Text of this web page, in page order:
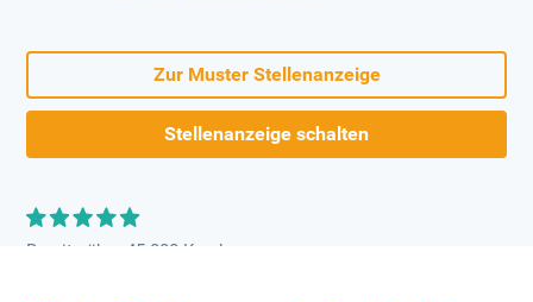
Zur Muster Stellenanzeige
Stellenanzeige schalten
Bereits über 45.000 Kunden